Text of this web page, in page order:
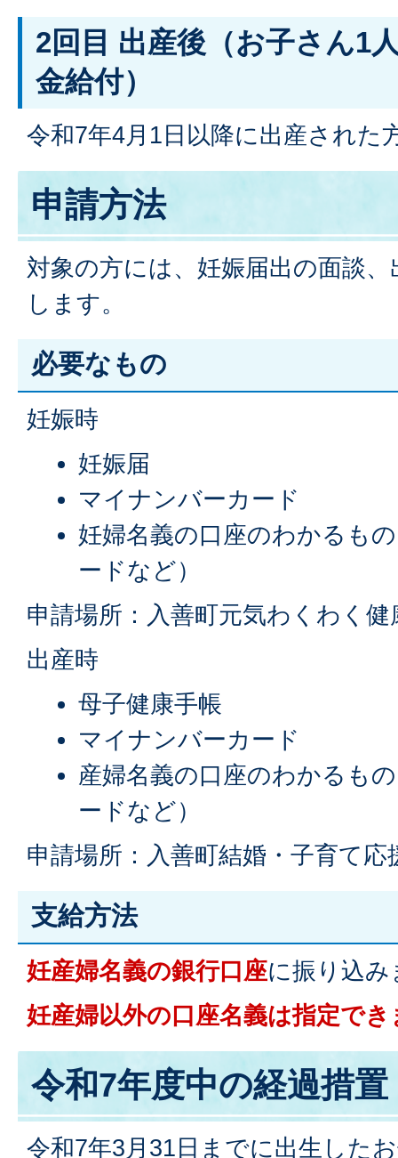
2回目 出産後（お子さん1
金給付）
令和7年4月1日以降に出産された
申請方法
対象の方には、妊娠届出の面談
します。
必要なもの
妊娠時
妊娠届
マイナンバーカード
妊婦名義の口座のわかるも
ードなど）
申請場所：入善町元気わくわく健
出産時
母子健康手帳
マイナンバーカード
産婦名義の口座のわかるも
ードなど）
申請場所：入善町結婚・子育て応
支給方法
妊産婦名義の銀行口座に振り込み
妊産婦以外の口座名義は指定で
令和7年度中の経過措置
令和7年3月31日までに出生した